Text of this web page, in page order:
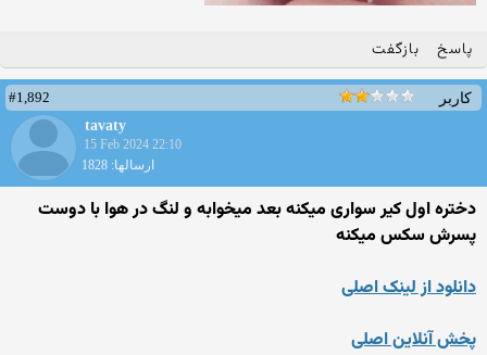
پاسخ بازگفت
کاربر
#1,892
tavaty
15 Feb 2024 22:10
ارسالها: 1828
دختره اول کیر سواری میکنه بعد میخوابه و لنگ در هوا با دوست
پسرش سکس میکنه
دانلود از لینک اصلی
پخش آنلاین اصلی